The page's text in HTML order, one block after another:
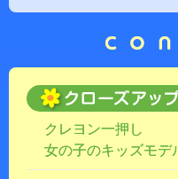
クレヨン一押し
女の子のキッズモデ